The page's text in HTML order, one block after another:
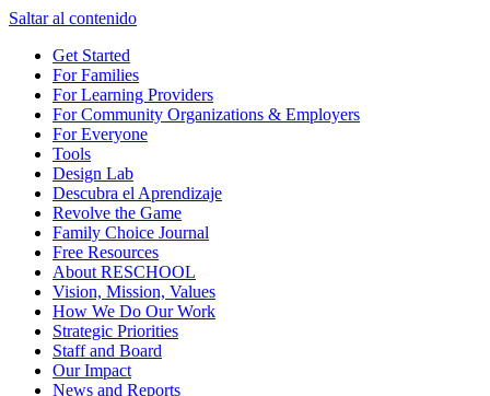
Saltar al contenido
Get Started
For Families
For Learning Providers
For Community Organizations & Employers
For Everyone
Tools
Design Lab
Descubra el Aprendizaje
Revolve the Game
Family Choice Journal
Free Resources
About RESCHOOL
Vision, Mission, Values
How We Do Our Work
Strategic Priorities
Staff and Board
Our Impact
News and Reports